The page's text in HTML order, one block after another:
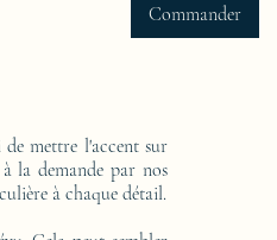
Commander
mettre l'accent sur
la demande par nos
à chaque détail.